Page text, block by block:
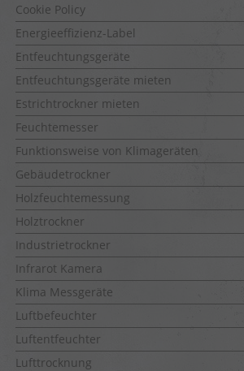
Cookie Policy
Energieeffizienz-Label
Entfeuchtungsgeräte
Entfeuchtungsgeräte mieten
Estrichtrockner mieten
Feuchtemesser
Funktionsweise von Klimageräten
Gebäudetrockner
Holzfeuchtemessung
Holztrockner
Industrietrockner
Infrarot Kamera
Klima Messgeräte
Luftbefeuchter
Luftentfeuchter
Lufttrocknung